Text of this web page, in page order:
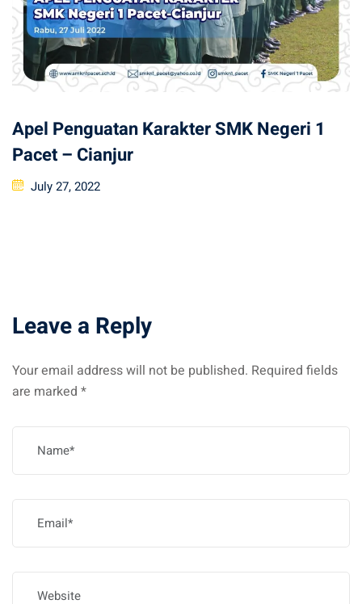
Apel Penguatan Karakter SMK Negeri 1
Pacet – Cianjur
Posted
July 27, 2022
Leave a Reply
Your email address will not be published. Required fields
are marked *